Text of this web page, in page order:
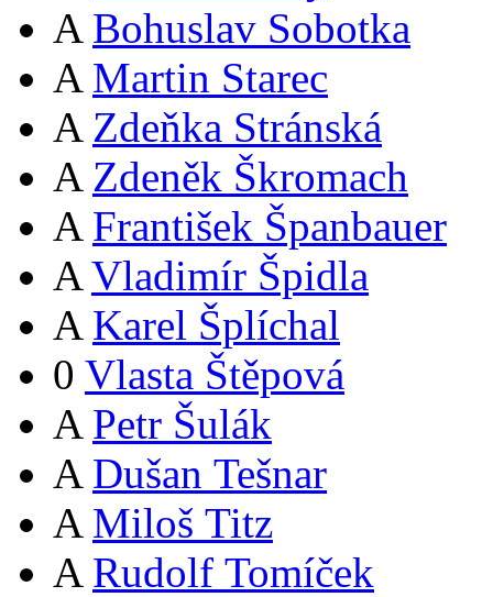
A Bohuslav Sobotka
A Martin Starec
A Zdeňka Stránská
A Zdeněk Škromach
A František Španbauer
A Vladimír Špidla
A Karel Šplíchal
0 Vlasta Štěpová
A Petr Šulák
A Dušan Tešnar
A Miloš Titz
A Rudolf Tomíček